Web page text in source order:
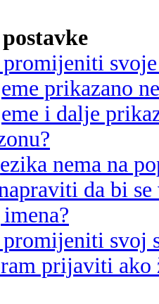
svoje
prikazano
i dalje
nema na
da bi
svoj
prijaviti